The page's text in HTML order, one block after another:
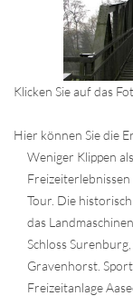
Klicken Sie auf das
Hier können Sie die
Weniger Klippen
Tour. Die
das
Schloss
Gravenhorst.
Freizeitanlage